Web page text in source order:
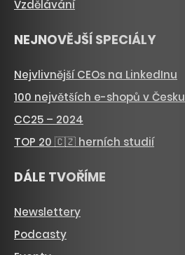
Vzdělávání
NEJNOVĚJŠÍ SPECIÁLY
Nejvlivnější CEOs na LinkedInu
100 největších e-shopů v Česku
CC25 – 2024
TOP 20 🇨🇿 herních studií
DÁLE TVOŘÍME
Newslettery
Podcasty